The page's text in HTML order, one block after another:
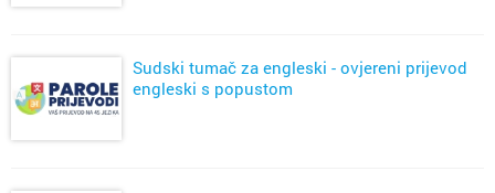
Sudski tumač za engleski - ovjereni prijevod
engleski s popustom